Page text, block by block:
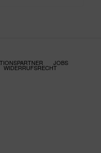
JOBS
WIDERRUFSRECHT